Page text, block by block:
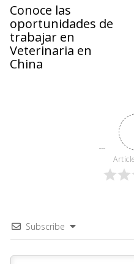
Conoce las
oportunidades de
trabajar en
Veterinaria en
China
Subscribe